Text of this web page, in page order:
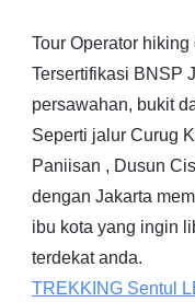
Tour Operator
Tersertifikasi BNSP
persawahan, bukit
Seperti jalur Curug
Paniisan , Dusun
dengan Jakarta
ibu kota yang ingin
terdekat anda.
TREKKING Sentul